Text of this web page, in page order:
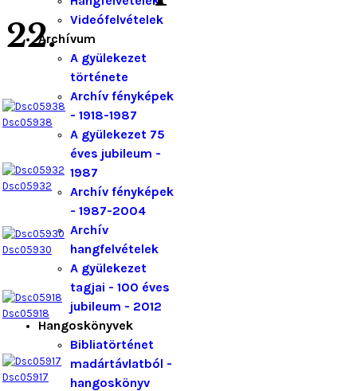
Videófelvételek
Archívum
A gyülekezet
története
Archív fényképek
- 1918-1987
A gyülekezet 75
éves jubileum -
1987
Archív fényképek
- 1987-2004
Archív
hangfelvételek
A gyülekezet
tagjai - 100 éves
jubileum - 2012
Hangoskönyvek
Bibliatörténet
madártávlatból -
hangoskönyv
22.
Dsc05938
Dsc05932
Dsc05930
Dsc05918
Dsc05917